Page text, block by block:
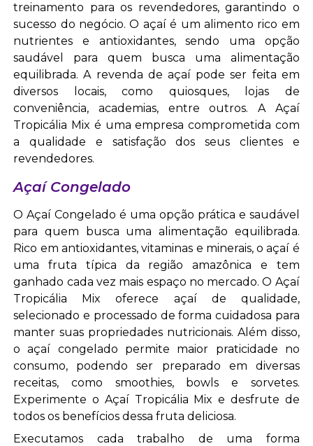
treinamento para os revendedores, garantindo o
sucesso do negócio. O açaí é um alimento rico em
nutrientes e antioxidantes, sendo uma opção
saudável para quem busca uma alimentação
equilibrada. A revenda de açaí pode ser feita em
diversos locais, como quiosques, lojas de
conveniência, academias, entre outros. A Açaí
Tropicália Mix é uma empresa comprometida com
a qualidade e satisfação dos seus clientes e
revendedores.
Açaí Congelado
O Açaí Congelado é uma opção prática e saudável
para quem busca uma alimentação equilibrada.
Rico em antioxidantes, vitaminas e minerais, o açaí é
uma fruta típica da região amazônica e tem
ganhado cada vez mais espaço no mercado. O Açaí
Tropicália Mix oferece açaí de qualidade,
selecionado e processado de forma cuidadosa para
manter suas propriedades nutricionais. Além disso,
o açaí congelado permite maior praticidade no
consumo, podendo ser preparado em diversas
receitas, como smoothies, bowls e sorvetes.
Experimente o Açaí Tropicália Mix e desfrute de
todos os benefícios dessa fruta deliciosa.
Executamos cada trabalho de uma forma